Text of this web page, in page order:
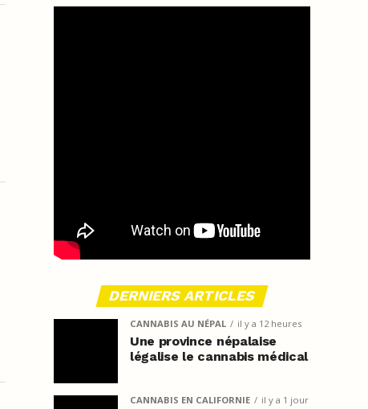
DERNIERS ARTICLES
CANNABIS AU NÉPAL il y a 12 heures
Une province népalaise
légalise le cannabis médical
CANNABIS EN CALIFORNIE il y a 1 jour